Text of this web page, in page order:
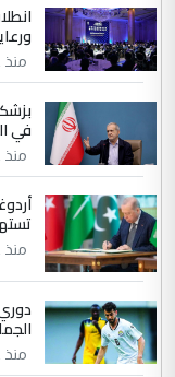
سردار
التعليق :
جنسية الرافد
الموضوع :
مضجعيك يابن
منذ 12 ساعة
في
منذ 12 ساعة
منذ 12 ساعة
منذ 12 ساعة